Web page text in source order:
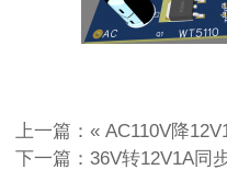
上一篇：« AC110V降
下一篇： 36V转12V1A同